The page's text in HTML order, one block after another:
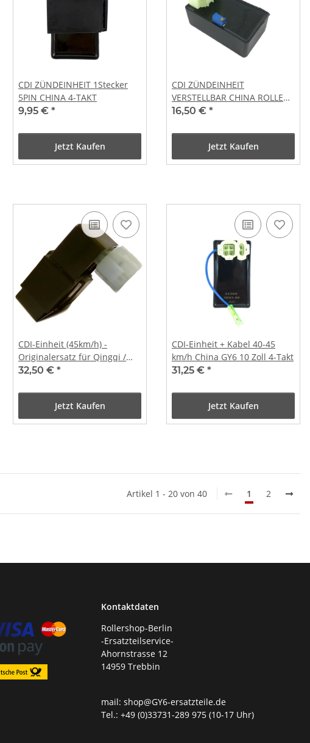
CDI ZÜNDEINHEIT 1Stecker
5PIN CHINA 4-TAKT
9,95 € *
Jetzt Kaufen
CDI ZÜNDEINHEIT
VERSTELLBAR CHINA ROLLER
BAOTIAN BENERO MD50QT
16,50 € *
Jetzt Kaufen
CDI-Einheit (45km/h) -
Originalersatz für Qingqi /
Rex
32,50 € *
Jetzt Kaufen
CDI-Einheit + Kabel 40-45
km/h China GY6 10 Zoll 4-Takt
31,25 € *
Jetzt Kaufen
Artikel 1 - 20 von 40 1 2
Kontaktdaten
Rollershop-Berlin
-Ersatzteilservice-
Ahornstrasse 12
14959 Trebbin
mail: shop@GY6-ersatzteile.de
Tel.: +49 (0)33731-289 975 (10-17 Uhr)